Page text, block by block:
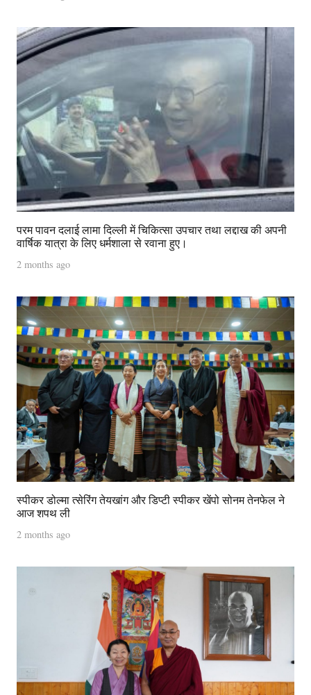
परम पावन दलाई लामा दिल्ली में चिकित्सा उपचार तथा लद्दाख की अपनी
वार्षिक यात्रा के लिए धर्मशाला से रवाना हुए।
2 months ago
स्पीकर डोल्मा त्सेरिंग तेयखांग और डिप्टी स्पीकर खेंपो सोनम तेनफेल ने
आज शपथ ली
2 months ago